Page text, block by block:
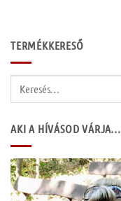
TERMÉKKERESŐ
AKI A HÍVÁSOD VÁRJA…